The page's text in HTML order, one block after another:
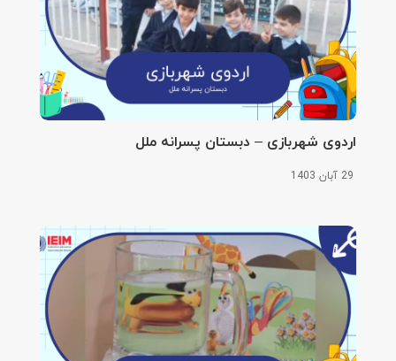
اردوی شهربازی – دبستان پسرانه ملل
29 آبان 1403